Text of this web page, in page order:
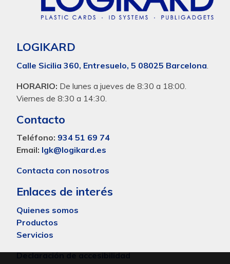
LOGIKARD
Calle Sicilia 360, Entresuelo, 5 08025 Barcelona
HORARIO: De lunes a jueves de 8:30 a 18:00.
Viernes de 8:30 a 14:30.
Contacto
Teléfono: 934 51 69 74
Email: lgk@logikard.es
Contacta con nosotros
Enlaces de interés
Quienes somos
Productos
Servicios
Declaración de accesibilidad